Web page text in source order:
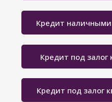
Кредит под залог
Кредит под залог
Кредит наличными